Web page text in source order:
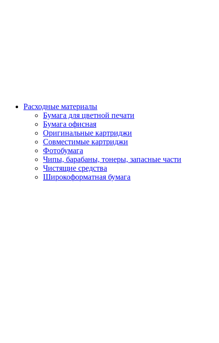
Расходные материалы
Бумага для цветной печати
Бумага офисная
Оригинальные картриджи
Совместимые картриджи
Фотобумага
Чипы, барабаны, тонеры, запасные части
Чистящие средства
Широкоформатная бумага